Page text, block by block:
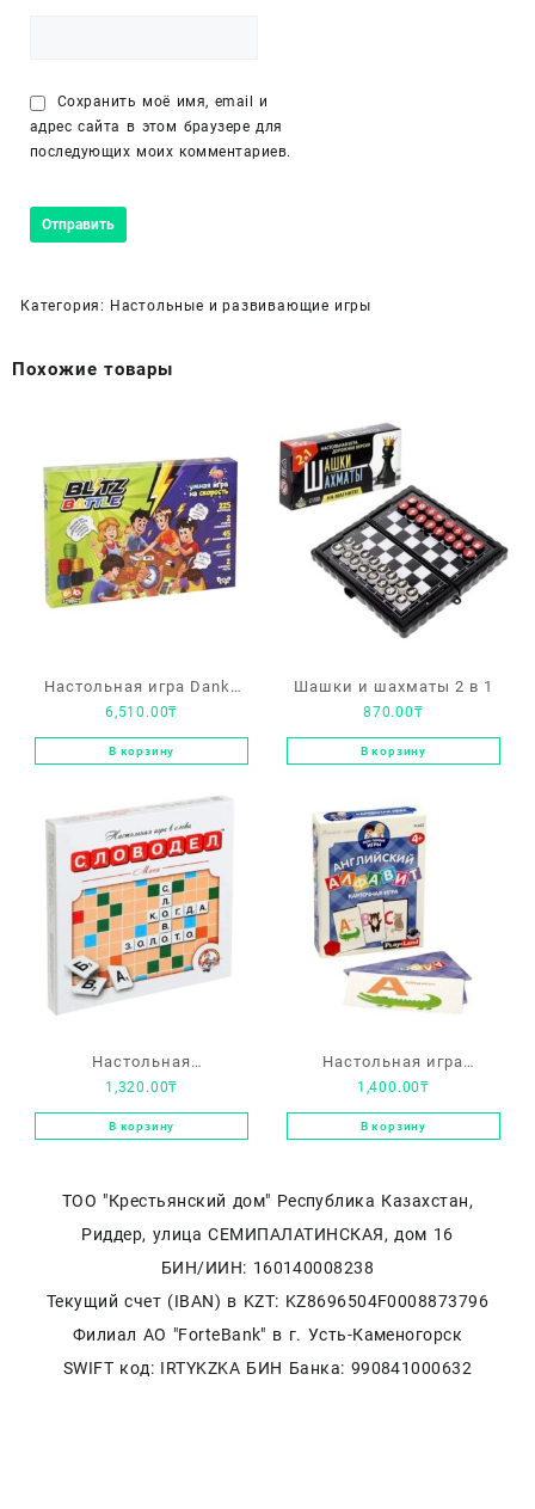
Сохранить моё имя, email и
адрес сайта в этом браузере для
последующих моих комментариев.
Категория: Настольные и развивающие игры
Похожие товары
Настольная игра Danko
Toys «Blitz Battle»
6,510.00₸
В корзину
Шашки и шахматы 2 в 1
870.00₸
В корзину
Настольная
интеллектуальная игра
«Словодел-Мини»
1,320.00₸
В корзину
Настольная игра
«Английский алфавит»
1,400.00₸
В корзину
ТОО "Крестьянский дом" Республика Казахстан,
Риддер, улица СЕМИПАЛАТИНСКАЯ, дом 16
БИН/ИИН: 160140008238
Текущий счет (IBAN) в KZT: KZ8696504F0008873796
Филиал АО "ForteBank" в г. Усть-Каменогорск
SWIFT код: IRTYKZKA БИН Банка: 990841000632